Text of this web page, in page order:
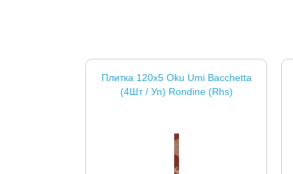
Плитка 120x5 Oku Umi Bacchetta
(4Шт / Уп) Rondine (Rhs)